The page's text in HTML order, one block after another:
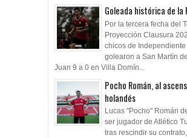
Goleada histórica de la
Por la tercera fecha del
Proyección Clausura
chicos de Independiente
golearon a San Martín
Juan 9 a 0 en Villa Domín...
Pocho Román, al
holandés
Lucas "Pocho" Román
ser jugador de Atlético
tras rescindir su